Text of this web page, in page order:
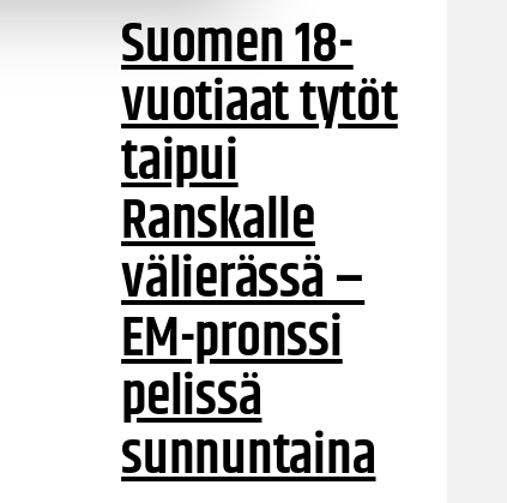
Suomen 18-
vuotiaat tytöt
taipui
Ranskalle
välierässä –
EM-pronssi
pelissä
sunnuntaina